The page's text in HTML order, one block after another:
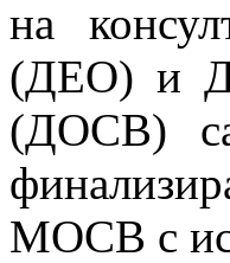
на
(ДЕО) и
(ДОСВ)
МОСВ с